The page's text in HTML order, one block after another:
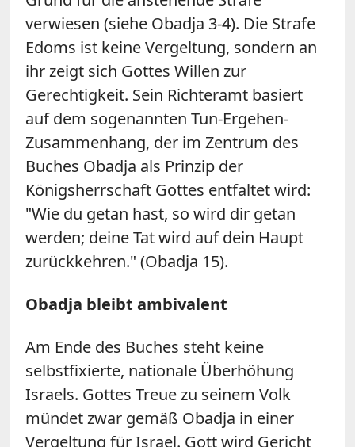
verwiesen (siehe Obadja 3-4). Die Strafe
Edoms ist keine Vergeltung, sondern an
ihr zeigt sich Gottes Willen zur
Gerechtigkeit. Sein Richteramt basiert
auf dem sogenannten Tun-Ergehen-
Zusammenhang, der im Zentrum des
Buches Obadja als Prinzip der
Königsherrschaft Gottes entfaltet wird:
"Wie du getan hast, so wird dir getan
werden; deine Tat wird auf dein Haupt
zurückkehren." (Obadja 15).
Obadja bleibt ambivalent
Am Ende des Buches steht keine
selbstfixierte, nationale Überhöhung
Israels. Gottes Treue zu seinem Volk
mündet zwar gemäß Obadja in einer
Vergeltung für Israel. Gott wird Gericht